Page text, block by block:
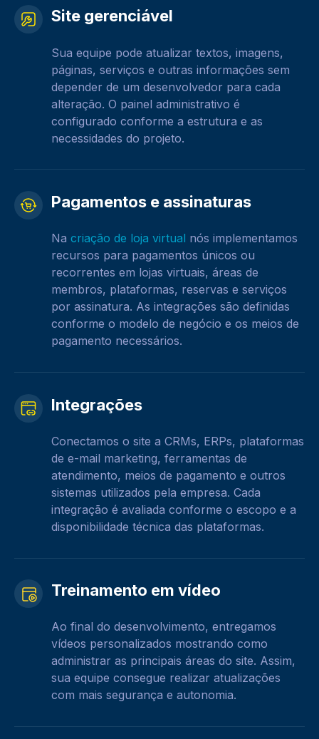
Site gerenciável
Sua equipe pode atualizar textos, imagens,
páginas, serviços e outras informações sem
depender de um desenvolvedor para cada
alteração. O painel administrativo é
configurado conforme a estrutura e as
necessidades do projeto.
Pagamentos e assinaturas
Na criação de loja virtual nós implementamos
recursos para pagamentos únicos ou
recorrentes em lojas virtuais, áreas de
membros, plataformas, reservas e serviços
por assinatura. As integrações são definidas
conforme o modelo de negócio e os meios de
pagamento necessários.
Integrações
Conectamos o site a CRMs, ERPs, plataformas
de e-mail marketing, ferramentas de
atendimento, meios de pagamento e outros
sistemas utilizados pela empresa. Cada
integração é avaliada conforme o escopo e a
disponibilidade técnica das plataformas.
Treinamento em vídeo
Ao final do desenvolvimento, entregamos
vídeos personalizados mostrando como
administrar as principais áreas do site. Assim,
sua equipe consegue realizar atualizações
com mais segurança e autonomia.